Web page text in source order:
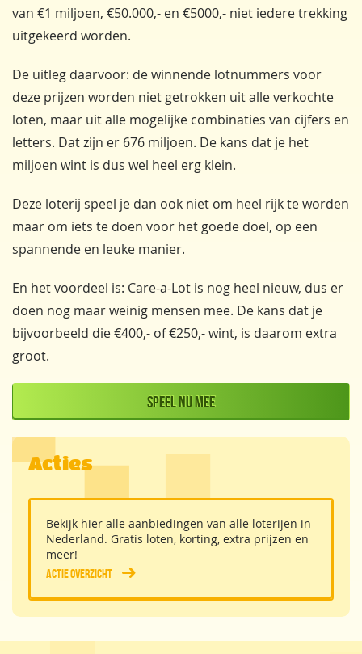
van €1 miljoen, €50.000,- en €5000,- niet iedere trekking
uitgekeerd worden.
De uitleg daarvoor: de winnende lotnummers voor
deze prijzen worden niet getrokken uit alle verkochte
loten, maar uit alle mogelijke combinaties van cijfers en
letters. Dat zijn er 676 miljoen. De kans dat je het
miljoen wint is dus wel heel erg klein.
Deze loterij speel je dan ook niet om heel rijk te worden
maar om iets te doen voor het goede doel, op een
spannende en leuke manier.
En het voordeel is: Care-a-Lot is nog heel nieuw, dus er
doen nog maar weinig mensen mee. De kans dat je
bijvoorbeeld die €400,- of €250,- wint, is daarom extra
groot.
Speel nu mee
Acties
Bekijk hier alle aanbiedingen van alle loterijen in
Nederland. Gratis loten, korting, extra prijzen en
meer!
Actie overzicht